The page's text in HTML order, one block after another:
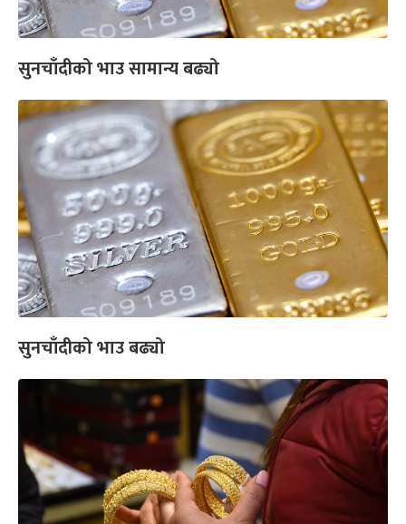
सुनचाँदीको भाउ सामान्य बढ्यो
सुनचाँदीको भाउ बढ्यो